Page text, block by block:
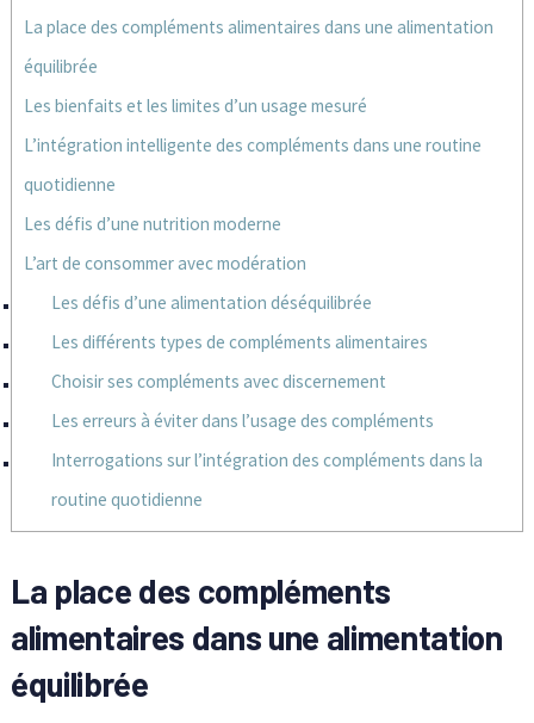
La place des compléments alimentaires dans une alimentation
équilibrée
Les bienfaits et les limites d’un usage mesuré
L’intégration intelligente des compléments dans une routine
quotidienne
Les défis d’une nutrition moderne
L’art de consommer avec modération
Les défis d’une alimentation déséquilibrée
Les différents types de compléments alimentaires
Choisir ses compléments avec discernement
Les erreurs à éviter dans l’usage des compléments
Interrogations sur l’intégration des compléments dans la
routine quotidienne
La place des compléments
alimentaires dans une alimentation
équilibrée